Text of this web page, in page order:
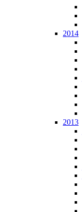
2014
2013